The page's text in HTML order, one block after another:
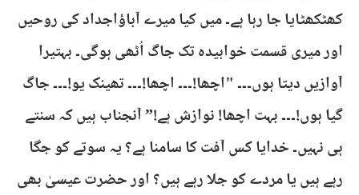
کھٹکھٹایا جا رہا ہے۔ میں کیا میرے آباؤاجداد کی روحیں
اور میری قسمت خوابیدہ تک جاگ اُٹھی ہوگی۔ بہتیرا
آوازیں دیتا ہوں۔۔۔ "اچھا!۔۔۔ اچھا!۔۔۔ تھینک یو!۔۔۔ جاگ
گیا ہوں!۔۔۔ بہت اچھا! نوازش ہے!” آنجناب ہیں کہ سنتے
ہی نہیں۔ خدایا کس آفت کا سامنا ہے؟ یہ سوتے کو جگا
رہے ہیں یا مردے کو جلا رہے ہیں؟ اور حضرت عیسیٰ بھی